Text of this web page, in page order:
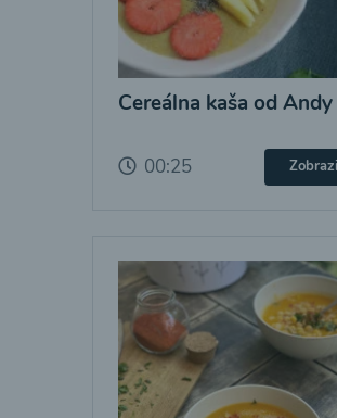
Cereálna kaša od Andy
00:25